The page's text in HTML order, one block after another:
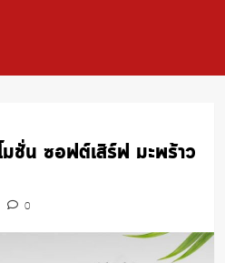
ชั่น ซอฟต์เสิร์ฟ มะพร้าว
0